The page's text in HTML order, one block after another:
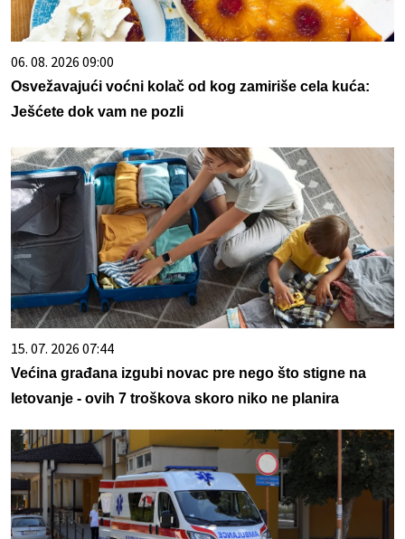
06. 08. 2026 09:00
Osvežavajući voćni kolač od kog zamiriše cela kuća:
Ješćete dok vam ne pozli
15. 07. 2026 07:44
Većina građana izgubi novac pre nego što stigne na
letovanje - ovih 7 troškova skoro niko ne planira